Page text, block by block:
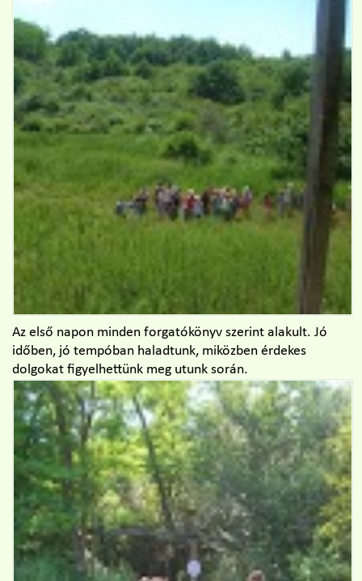
Az első napon minden forgatókönyv szerint alakult. Jó
időben, jó tempóban haladtunk, miközben érdekes
dolgokat figyelhettünk meg utunk során.